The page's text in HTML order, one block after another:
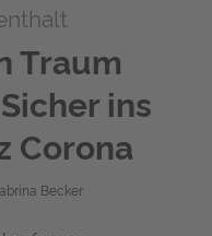
Traum
ins
Corona
Becker